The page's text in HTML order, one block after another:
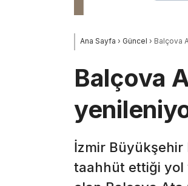
Ana Sayfa › Güncel › Balçova
Balçova
İzmir Büyükşehir
taahhüt ettiği yol